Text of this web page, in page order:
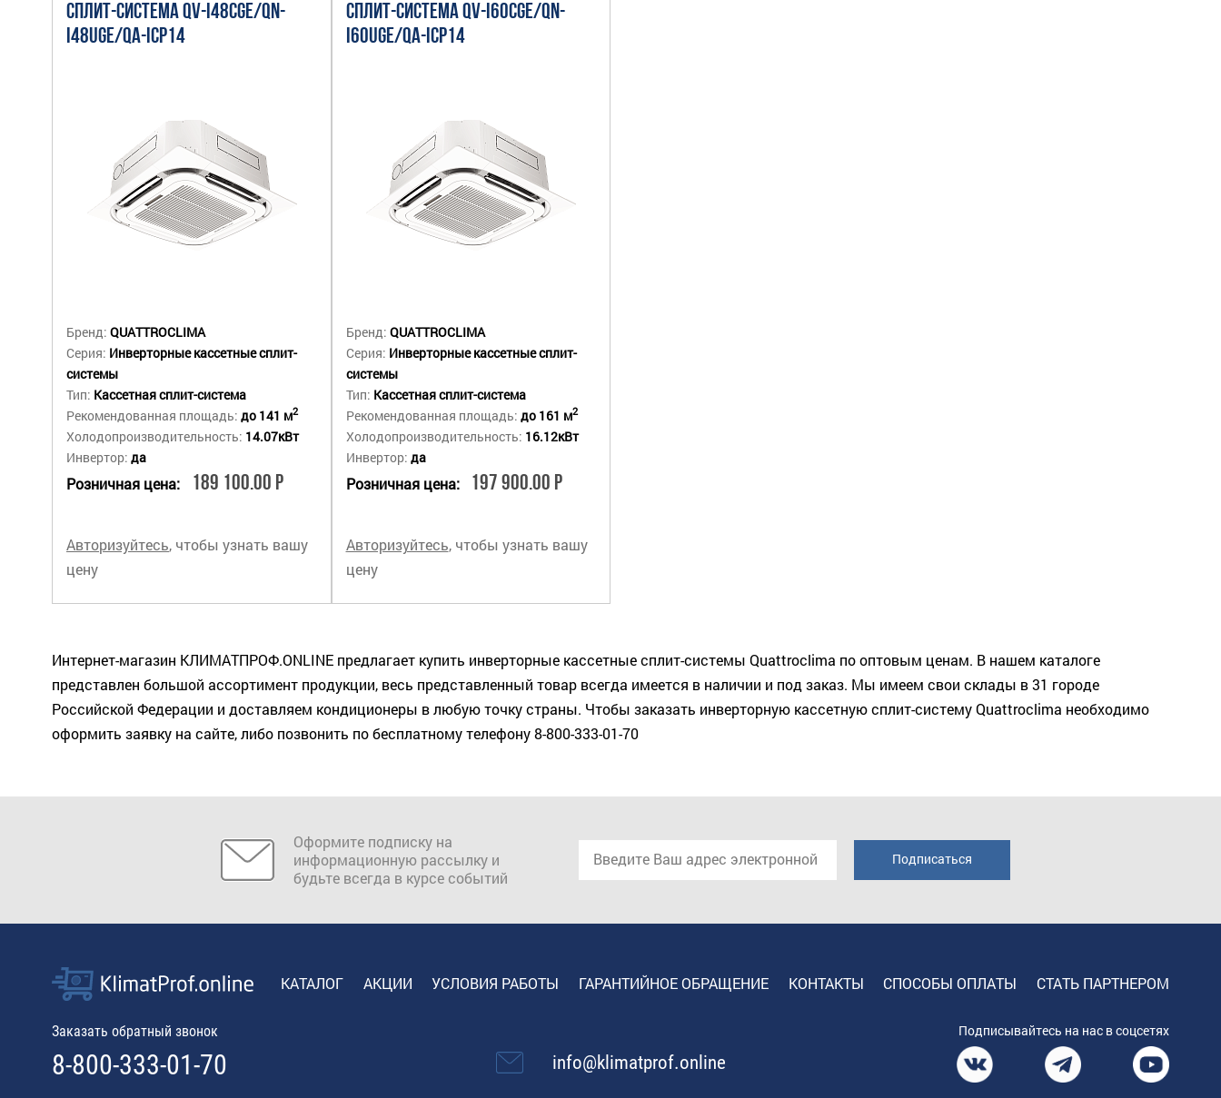
СПЛИТ-СИСТЕМА QV-I48CGE/QN-
I48UGE/QA-ICP14
Бренд: QUATTROCLIMA
Серия: Инверторные кассетные сплит-
системы
Тип: Кассетная сплит-система
Рекомендованная площадь: до 141 м2
Холодопроизводительность: 14.07кВт
Инвертор: да
Розничная цена: 189 100.00 Р
Авторизуйтесь, чтобы узнать вашу
цену
СПЛИТ-СИСТЕМА QV-I60CGE/QN-
I60UGE/QA-ICP14
Бренд: QUATTROCLIMA
Серия: Инверторные кассетные сплит-
системы
Тип: Кассетная сплит-система
Рекомендованная площадь: до 161 м2
Холодопроизводительность: 16.12кВт
Инвертор: да
Розничная цена: 197 900.00 Р
Авторизуйтесь, чтобы узнать вашу
цену
Интернет-магазин КЛИМАТПРОФ.ONLINE предлагает купить инверторные кассетные сплит-системы Quattroclima по оптовым ценам. В нашем каталоге
представлен большой ассортимент продукции, весь представленный товар всегда имеется в наличии и под заказ. Мы имеем свои склады в 31 городе
Российской Федерации и доставляем кондиционеры в любую точку страны. Чтобы заказать инверторную кассетную сплит-систему Quattroclima необходимо
оформить заявку на сайте, либо позвонить по бесплатному телефону 8-800-333-01-70
Оформите подписку на
информационную рассылку и
будьте всегда в курсе событий
КАТАЛОГ АКЦИИ УСЛОВИЯ РАБОТЫ ГАРАНТИЙНОЕ ОБРАЩЕНИЕ КОНТАКТЫ СПОСОБЫ ОПЛАТЫ СТАТЬ ПАРТНЕРОМ
Заказать обратный звонок
8-800-333-01-70 info@klimatprof.online
Подписывайтесь на нас в соцсетях